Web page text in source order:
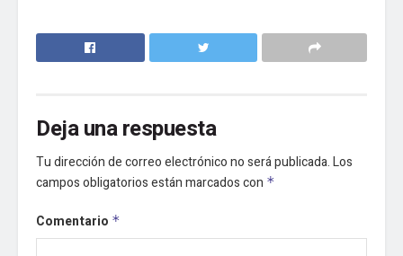
Deja una respuesta
Tu dirección de correo electrónico no será publicada.Los
campos obligatorios están marcados con *
Comentario *